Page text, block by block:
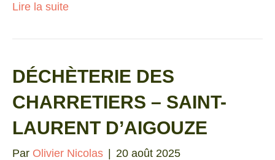
Lire la suite
DÉCHÈTERIE DES
CHARRETIERS – SAINT-
LAURENT D’AIGOUZE
Par Olivier Nicolas 20 août 2025